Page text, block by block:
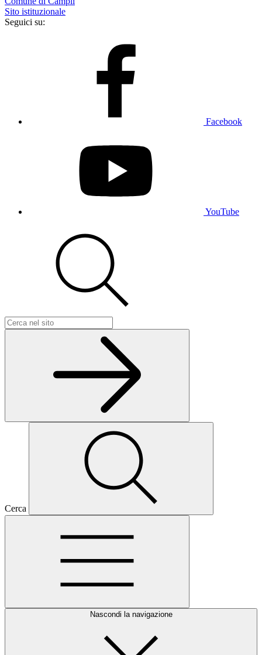
Sito istituzionale
Seguici su:
Facebook
YouTube
Cerca
Nascondi la navigazione